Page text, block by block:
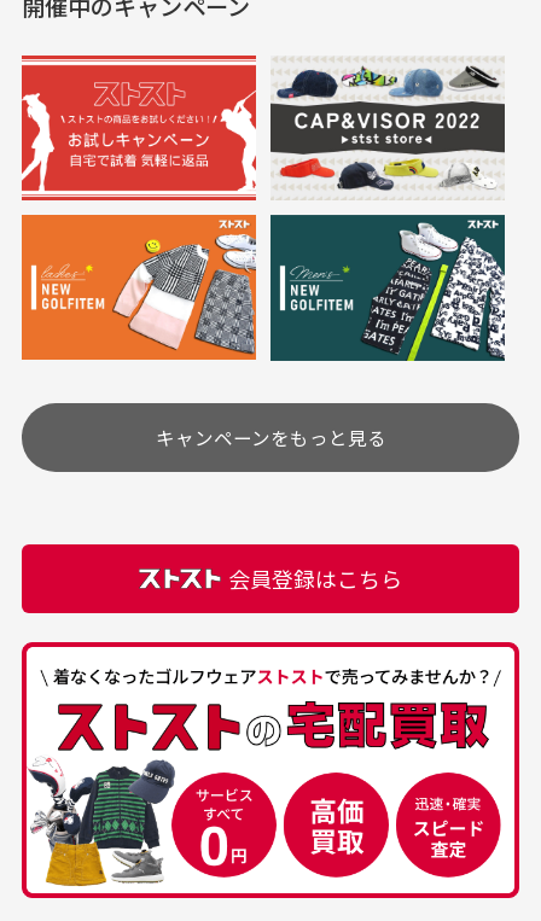
満足です。
30代女性
高価なブルゾンがお
購入できました。状態も
最高でした。
30代女性
いつも素敵な商品を
す
商品をありがとうござい
ます。
30代男性
中古ゴルフウェアの
品揃えがすごい
50代男性
安心して中古ウェア
を買えるお店です
送料はいくらかかりますか？
何点ご購入頂いた場合も全国一律で800円とさせて頂
いております。(1配送先につき)
また5,000円(税込)以上お買い物をして頂けた場合は送
※必ず１つのショッピングカートに複数商品を入れて
ご注文下さいませ。
定休日はありますか？
土.日.祝日は定休日となっております。
その他の休日につきましてはサイト上にて告知させて
頂きます。
カートの有効時間はありますか？
は自動的にカート内の商品が削除されますのでご注意
下さい。
お気に入り機能をご利用下さい。
実寸サイズについて
一点一点手作業で計測しておりますので、若干の誤
差が生じる場合がございます。
においについて
ユーズド商品の特性故、メンテンスを行っておりま
すが、におい（煙草、香水、お香、古着特有の香
り、柔軟剤等)が付着している場合がございます。
付属品について
付属品の記載につきましては、弊社に入荷した時点
ある場合もございます。
経年劣化について
当店では商品の管理には細心の注意を払っておりま
すが、経年により素材の劣化やパーツの強度低下が
生じている場合がございます。
銀行振込（前払い）
キャンペーンをもっと見る
会員登録はこちら